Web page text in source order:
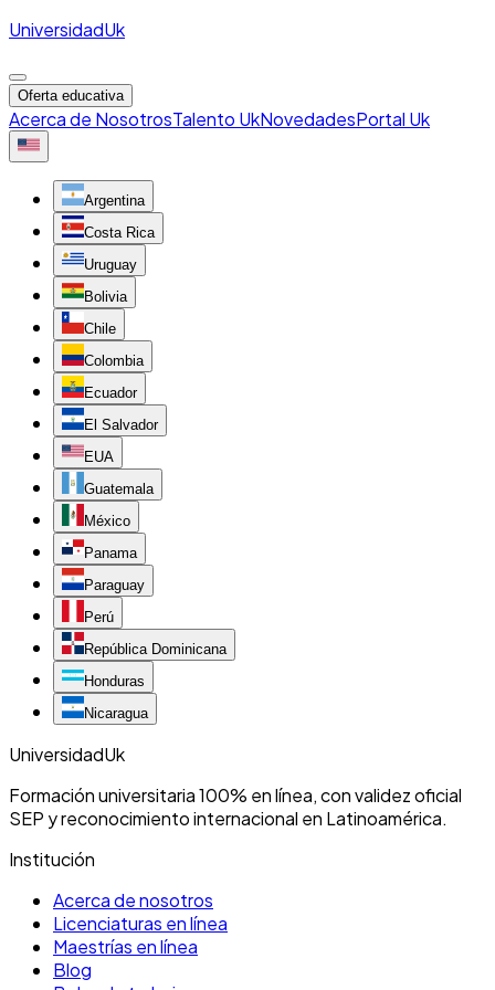
UniversidadUk
Oferta educativa
Acerca de NosotrosTalento UkNovedadesPortal Uk
Argentina
Costa Rica
Uruguay
Bolivia
Chile
Colombia
Ecuador
El Salvador
EUA
Guatemala
México
Panama
Paraguay
Perú
República Dominicana
Honduras
Nicaragua
UniversidadUk
Formación universitaria 100% en línea, con validez oficial
SEP y reconocimiento internacional en Latinoamérica.
Institución
Acerca de nosotros
Licenciaturas en línea
Maestrías en línea
Blog